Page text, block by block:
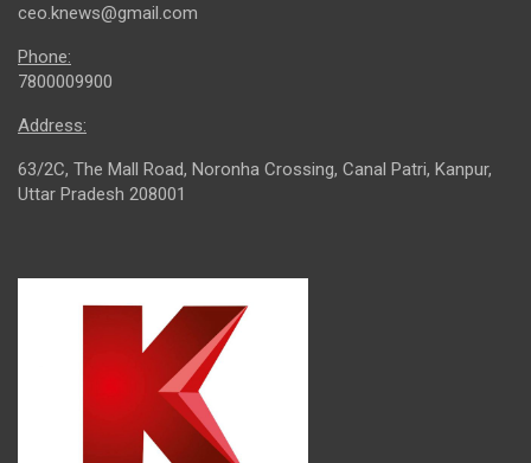
ceo.knews@gmail.com
Phone:
7800009900
Address:
63/2C, The Mall Road, Noronha Crossing, Canal Patri, Kanpur,
Uttar Pradesh 208001